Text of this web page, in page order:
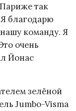
так
благодарю
команду. Я
очень
Йонас
зелёной
Jumbo-Visma